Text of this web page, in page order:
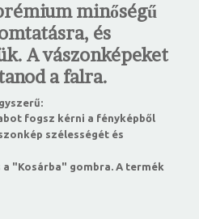
minőségű
és
A vászonképeket
a falra.
fogsz kérni a fényképből
szélességét és
"Kosárba" gombra. A termék